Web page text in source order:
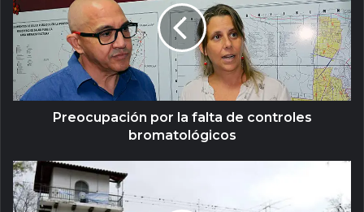
Preocupación por la falta de controles
bromatológicos